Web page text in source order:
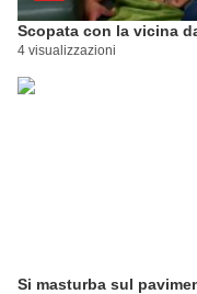
Scopata con la vicina
4 visualizzazioni
Si masturba sul